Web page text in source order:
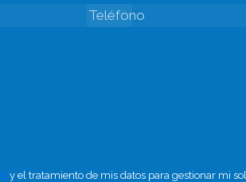
y el tratamiento de mis datos para gestionar mi